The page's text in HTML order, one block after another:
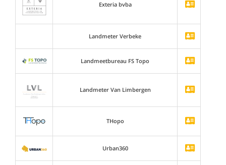
Exteria bvba
Landmeter Verbeke
Landmeetbureau FS Topo
Landmeter Van Limbergen
THopo
Urban360